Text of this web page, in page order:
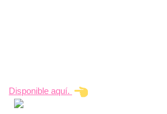
Disponible aquí.